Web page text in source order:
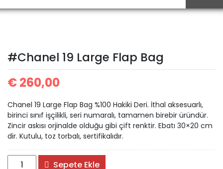
#Chanel 19 Large Flap Bag
€260,00
Chanel 19 Large Flap Bag %100 Hakiki Deri. İthal aksesuarlı,
birinci sınıf işçilikli, seri numaralı, tamamen birebir üründür.
Zincir askısı orjinalde olduğu gibi çift renktir. Ebatı 30×20 cm
dir. Kutulu, toz torbalı, sertifikalıdır.
#Chanel
Sepete Ekle